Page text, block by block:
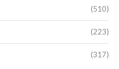
(510)
(223)
(317)